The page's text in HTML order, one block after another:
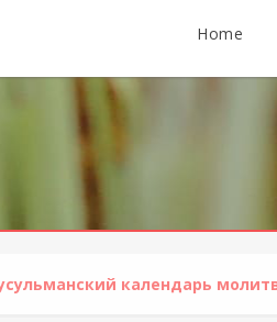
Home
календарь